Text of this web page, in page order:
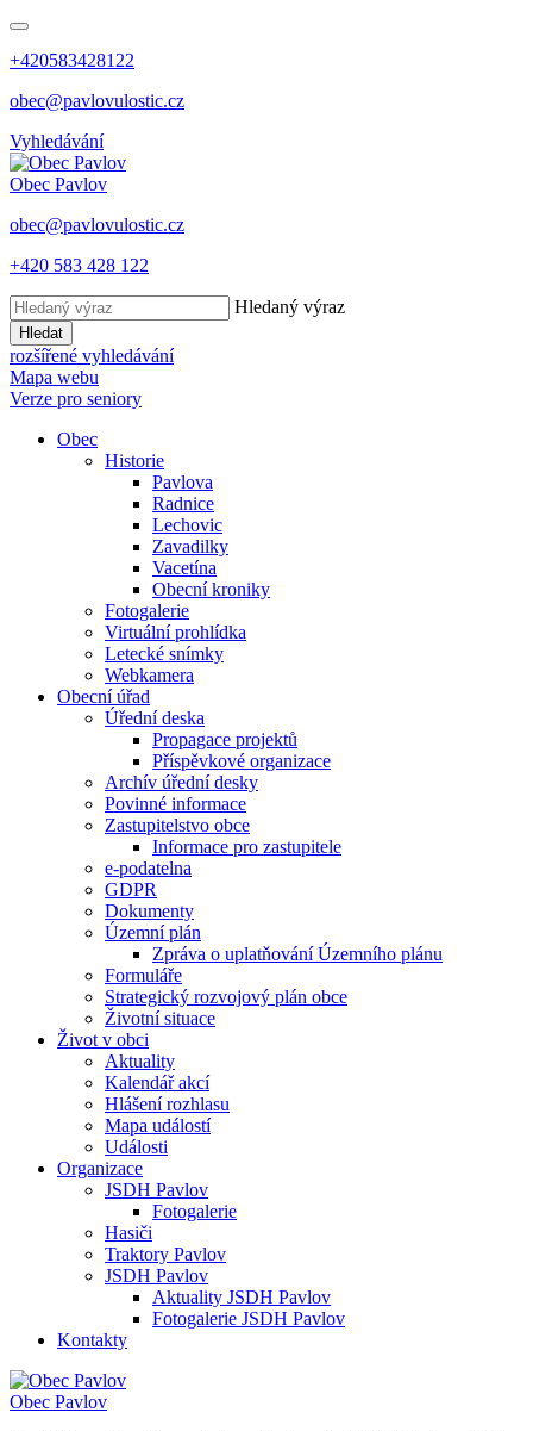
+420583428122
obec@pavlovulostic.cz
Vyhledávání
Obec Pavlov
obec@pavlovulostic.cz
+420 583 428 122
Hledaný výraz
Hledat
rozšířené vyhledávání
Mapa webu
Verze pro seniory
Obec
Historie
Pavlova
Radnice
Lechovic
Zavadilky
Vacetína
Obecní kroniky
Fotogalerie
Virtuální prohlídka
Letecké snímky
Webkamera
Obecní úřad
Úřední deska
Propagace projektů
Příspěvkové organizace
Archív úřední desky
Povinné informace
Zastupitelstvo obce
Informace pro zastupitele
e-podatelna
GDPR
Dokumenty
Územní plán
Zpráva o uplatňování Územního plánu
Formuláře
Strategický rozvojový plán obce
Životní situace
Život v obci
Aktuality
Kalendář akcí
Hlášení rozhlasu
Mapa událostí
Události
Organizace
JSDH Pavlov
Fotogalerie
Hasiči
Traktory Pavlov
JSDH Pavlov
Aktuality JSDH Pavlov
Fotogalerie JSDH Pavlov
Kontakty
Obec Pavlov